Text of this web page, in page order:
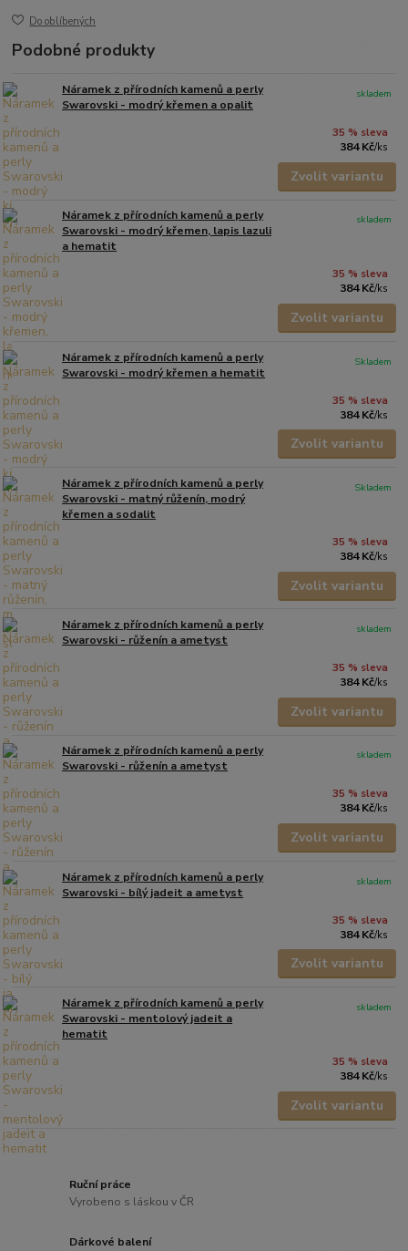
Do oblíbených
Podobné produkty
Náramek z přírodních kamenů a perly
Swarovski - modrý křemen a opalit
35 % sleva
384 Kč/ks
skladem
Zvolit variantu
Náramek z přírodních kamenů a perly
Swarovski - modrý křemen, lapis lazuli
a hematit
35 % sleva
384 Kč/ks
skladem
Zvolit variantu
Náramek z přírodních kamenů a perly
Swarovski - modrý křemen a hematit
35 % sleva
384 Kč/ks
Skladem
Zvolit variantu
Náramek z přírodních kamenů a perly
Swarovski - matný růženín, modrý
křemen a sodalit
35 % sleva
384 Kč/ks
Skladem
Zvolit variantu
Náramek z přírodních kamenů a perly
Swarovski - růženín a ametyst
35 % sleva
384 Kč/ks
skladem
Zvolit variantu
Náramek z přírodních kamenů a perly
Swarovski - růženín a ametyst
35 % sleva
384 Kč/ks
skladem
Zvolit variantu
Náramek z přírodních kamenů a perly
Swarovski - bílý jadeit a ametyst
35 % sleva
384 Kč/ks
skladem
Zvolit variantu
Náramek z přírodních kamenů a perly
Swarovski - mentolový jadeit a
hematit
35 % sleva
384 Kč/ks
skladem
Zvolit variantu
Ruční práce
Vyrobeno s láskou v ČR
Dárkové balení